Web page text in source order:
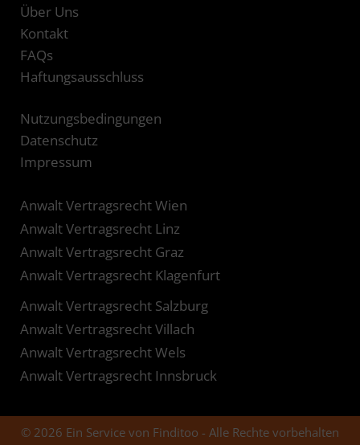
Über Uns
Kontakt
FAQs
Haftungsausschluss
Nutzungsbedingungen
Datenschutz
Impressum
Anwalt Vertragsrecht Wien
Anwalt Vertragsrecht Linz
Anwalt Vertragsrecht Graz
Anwalt Vertragsrecht Klagenfurt
Anwalt Vertragsrecht Salzburg
Anwalt Vertragsrecht Villach
Anwalt Vertragsrecht Wels
Anwalt Vertragsrecht Innsbruck
© 2026 Ein Service von Finditoo - Alle Rechte vorbehalten